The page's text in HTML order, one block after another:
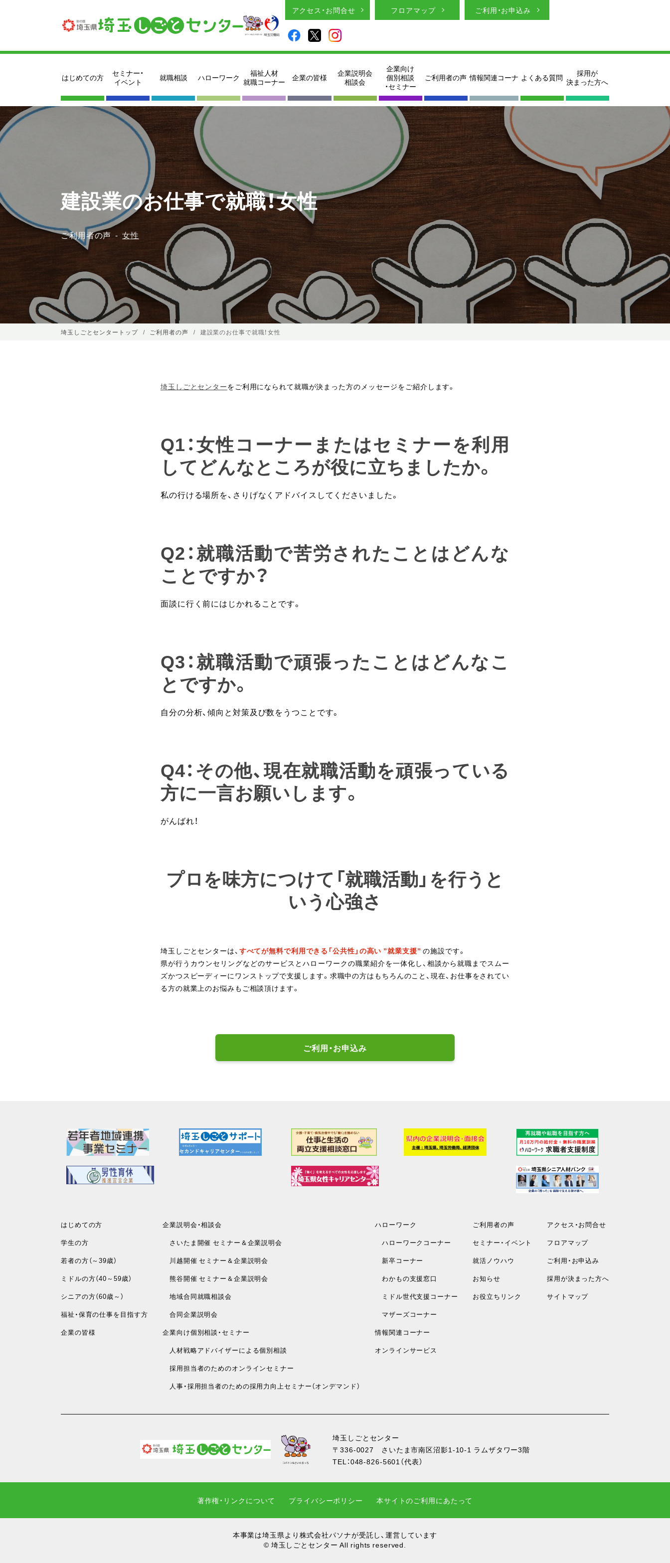
アクセス・お問合せ フロアマップ ご利用・お申込み
はじめての方
セミナー・
イベント
就職相談 ハローワーク
福祉人材
就職コーナー
企業の皆様
企業説明会
相談会
企業向け
個別相談
・セミナー
ご利用者の声 情報関連コーナ よくある質問
採用が
決まった方へ
建設業のお仕事で就職！女性
ご利用者の声 女性
埼玉しごとセンタートップ ご利用者の声 建設業のお仕事で就職！女性
埼玉しごとセンターをご利用になられて就職が決まった方のメッセージをご紹介します。
Q1：女性コーナーまたはセミナーを利用
してどんなところが役に立ちましたか。
私の行ける場所を、さりげなくアドバイスしてくださいました。
Q2：就職活動で苦労されたことはどんな
ことですか？
面談に行く前にはじかれることです。
Q3：就職活動で頑張ったことはどんなこ
とですか。
自分の分析、傾向と対策及び数をうつことです。
Q4：その他、現在就職活動を頑張っている
方に一言お願いします。
がんばれ！
プロを味方につけて「就職活動」を行うと
いう心強さ
埼玉しごとセンターは、 すべてが無料で利用できる「公共性」の高い ”就業支援” の施設です。
県が行うカウンセリングなどのサービスとハローワークの職業紹介を一体化し、相談から就職までスムー
ズかつスピーディーにワンストップで支援します。求職中の方はもちろんのこと、現在、お仕事をされてい
る方の就業上のお悩みもご相談頂けます。
ご利用・お申込み
はじめての方
学生の方
若者の方（～39歳）
ミドルの方（40～59歳）
シニアの方（60歳～）
福祉・保育の仕事を目指す方
企業の皆様
企業説明会・相談会
さいたま開催 セミナー＆企業説明会
川越開催 セミナー＆企業説明会
熊谷開催 セミナー＆企業説明会
地域合同就職相談会
合同企業説明会
企業向け個別相談・セミナー
人材戦略アドバイザーによる個別相談
採用担当者のためのオンラインセミナー
人事・採用担当者のための採用力向上セミナー（オンデマンド）
ハローワーク
ハローワークコーナー
新卒コーナー
わかもの支援窓口
ミドル世代支援コーナー
マザーズコーナー
情報関連コーナー
オンラインサービス
ご利用者の声
セミナー・イベント
就活ノウハウ
お知らせ
お役立ちリンク
アクセス・お問合せ
フロアマップ
ご利用・お申込み
採用が決まった方へ
サイトマップ
埼玉しごとセンター
〒336-0027 さいたま市南区沼影1-10-1 ラムザタワー3階
TEL：048-826-5601（代表）
著作権・リンクについて プライバシーポリシー 本サイトのご利用にあたって
本事業は埼玉県より株式会社パソナが受託し、運営しています
© 埼玉しごとセンター All rights reserved.